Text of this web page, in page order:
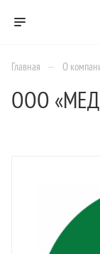
Главная — О
ООО